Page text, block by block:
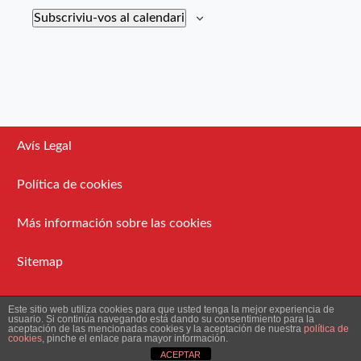
Subscriviu-vos al calendari
Avís Legal
Política de cookies
Más información sobre las cookies
Sitemap
Administració
2026 Ateneu Enciclopèdic Popular.
Este sitio web utiliza cookies para que usted tenga la mejor experiencia de
usuario. Si continúa navegando está dando su consentimiento para la
aceptación de las mencionadas cookies y la aceptación de nuestra política de
cookies, pinche el enlace para mayor información.
ACEPTAR